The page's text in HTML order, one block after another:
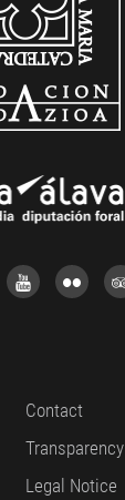
Contact
Transparency
Legal Notice